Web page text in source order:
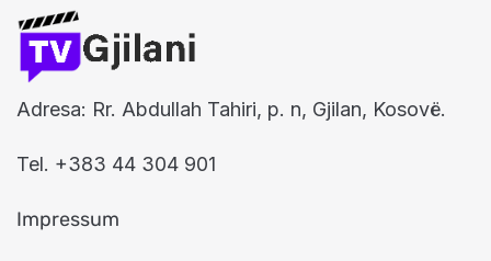
Adresa: Rr. Abdullah Tahiri, p. n, Gjilan, Kosovë.
Tel. +383 44 304 901
Impressum